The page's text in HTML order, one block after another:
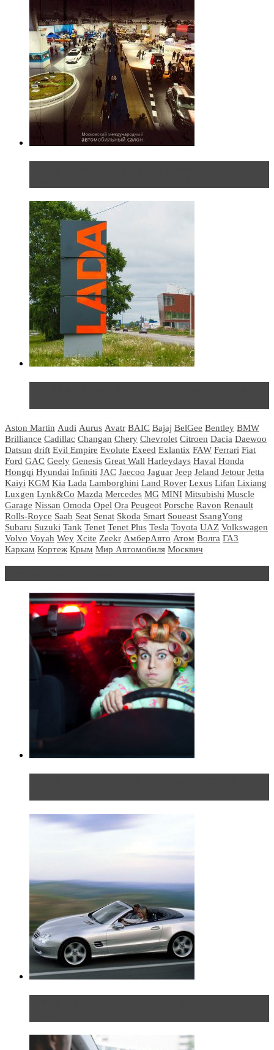
Aston Martin Audi Aurus Avatr BAIC Bajaj BelGee Bentley BMW
Brilliance Cadillac Changan Chery Chevrolet Citroen Dacia Daewoo
Datsun drift Evil Empire Evolute Exeed Exlantix FAW Ferrari Fiat
Ford GAC Geely Genesis Great Wall Harleydays Haval Honda
Hongqi Hyundai Infiniti JAC Jaecoo Jaguar Jeep Jeland Jetour Jetta
Kaiyi KGM Kia Lada Lamborghini Land Rover Lexus Lifan Lixiang
Luxgen Lynk&Co Mazda Mercedes MG MINI Mitsubishi Muscle
Garage Nissan Omoda Opel Ora Peugeot Porsche Ravon Renault
Rolls-Royce Saab Seat Senat Skoda Smart Soueast SsangYong
Subaru Suzuki Tank Tenet Tenet Plus Tesla Toyota UAZ Volkswagen
Volvo Voyah Wey Xcite Zeekr АмберАвто Атом Волга ГАЗ
Каркам Кортеж Крым Мир Автомобиля Москвич